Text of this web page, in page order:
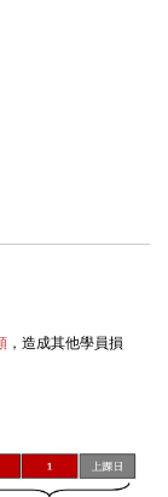
，造成其他學員損